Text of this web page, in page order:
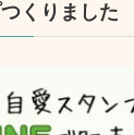
くりました